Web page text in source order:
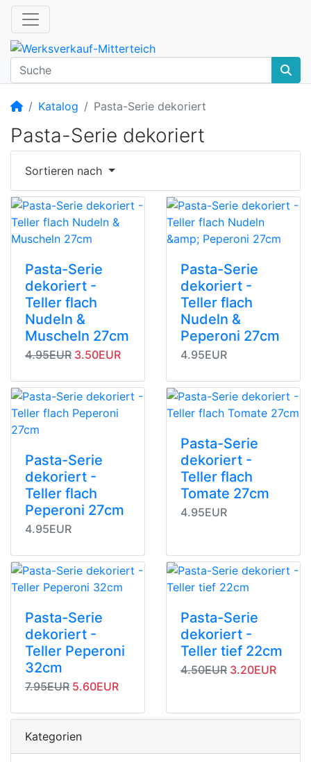
Startseite
Katalog Pasta-Serie dekoriert
Pasta-Serie dekoriert
Sortieren nach
Pasta-Serie
dekoriert -
Teller flach
Nudeln &
Muscheln 27cm
Originalpreis
4.95EUR Angebotspreis
3.50EUR
Pasta-Serie
dekoriert -
Teller flach
Nudeln &
Peperoni 27cm
4.95EUR
Pasta-Serie
dekoriert -
Teller flach
Peperoni 27cm
4.95EUR
Pasta-Serie
dekoriert -
Teller flach
Tomate 27cm
4.95EUR
Pasta-Serie
dekoriert -
Teller Peperoni
32cm
Originalpreis
7.95EUR Angebotspreis
5.60EUR
Pasta-Serie
dekoriert -
Teller tief 22cm
Originalpreis
4.50EUR Angebotspreis
3.20EUR
Kategorien